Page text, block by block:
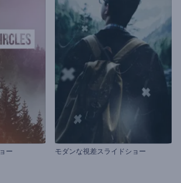
ー モダンな視差スライドショー